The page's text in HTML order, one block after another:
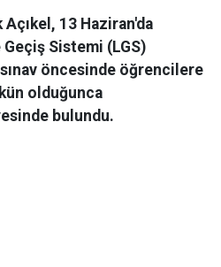
13 Haziran'da
Sistemi (LGS)
öncesinde öğrencilere
olduğunca
bulundu.